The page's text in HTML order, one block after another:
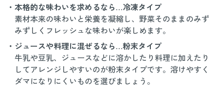
・本格的な味わいを求めるなら…冷凍タイプ
素材本来の味わいと栄養を凝縮し、野菜そのままのみず
みずしくフレッシュな味わいが楽しめます。
・ジュースや料理に混ぜるなら…粉末タイプ
牛乳や豆乳、ジュースなどに溶かしたり料理に加えたり
してアレンジしやすいのが粉末タイプです。溶けやすく
ダマになりにくいものを選びましょう。